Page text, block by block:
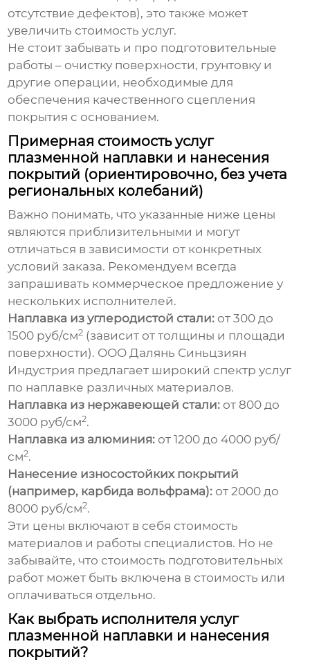
отсутствие дефектов), это также может
увеличить стоимость услуг.
Не стоит забывать и про подготовительные
работы – очистку поверхности, грунтовку и
другие операции, необходимые для
обеспечения качественного сцепления
покрытия с основанием.
Примерная стоимость услуг
плазменной наплавки и нанесения
покрытий (ориентировочно, без учета
региональных колебаний)
Важно понимать, что указанные ниже цены
являются приблизительными и могут
отличаться в зависимости от конкретных
условий заказа. Рекомендуем всегда
запрашивать коммерческое предложение у
нескольких исполнителей.
Наплавка из углеродистой стали: от 300 до
1500 руб/см2 (зависит от толщины и площади
поверхности). ООО Далянь Синьцзиян
Индустрия предлагает широкий спектр услуг
по наплавке различных материалов.
Наплавка из нержавеющей стали: от 800 до
3000 руб/см2.
Наплавка из алюминия: от 1200 до 4000 руб/
см2.
Нанесение износостойких покрытий
(например, карбида вольфрама): от 2000 до
8000 руб/см2.
Эти цены включают в себя стоимость
материалов и работы специалистов. Но не
забывайте, что стоимость подготовительных
работ может быть включена в стоимость или
оплачиваться отдельно.
Как выбрать исполнителя услуг
плазменной наплавки и нанесения
покрытий?